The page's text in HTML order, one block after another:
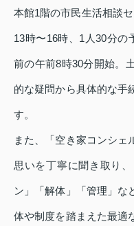
本館1階の市民生活相談
13時〜16時、1人30分の
前の午前8時30分開始。
的な疑問から具体的な手
す。
また、「空き家コンシェ
思いを丁寧に聞き取り
ン」「解体」「管理」な
体や制度を踏まえた最適